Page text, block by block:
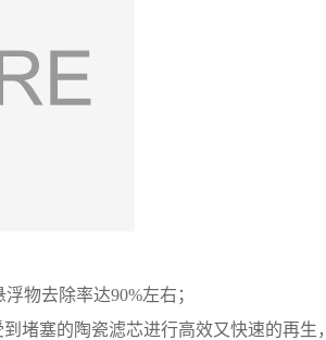
物去除率达90%左右；
堵塞的陶瓷滤芯进行高效又快速的再生